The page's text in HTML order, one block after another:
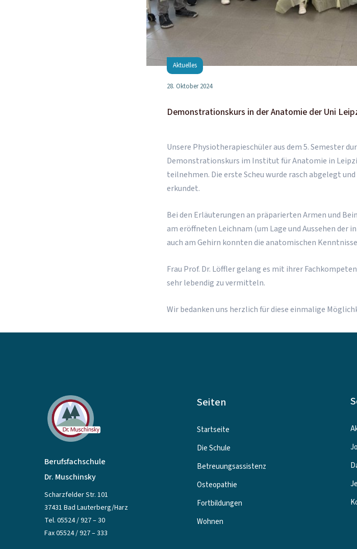
Aktuelles
28. Oktober 2024
Demonstrationskurs in der Anatomie der Uni
Unsere Physiotherapieschüler aus dem 5. Semester
Demonstrationskurs im Institut für Anatomie in
teilnehmen. Die erste Scheu wurde rasch abgelegt
erkundet.
Bei den Erläuterungen an präparierten Armen und
am eröffneten Leichnam (um Lage und Aussehen der
auch am Gehirn konnten die anatomischen
Frau Prof. Dr. Löffler gelang es mit ihrer
sehr lebendig zu vermitteln.
Wir bedanken uns herzlich für diese einmalige
Berufsfachschule
Dr. Muschinsky
Scharzfelder Str. 101
37431 Bad Lauterberg/Harz
Tel. 05524 / 927 – 30
Fax 05524 / 927 – 333
Seiten
Startseite
Die Schule
Betreuungsassistenz
Osteopathie
Fortbildungen
Wohnen